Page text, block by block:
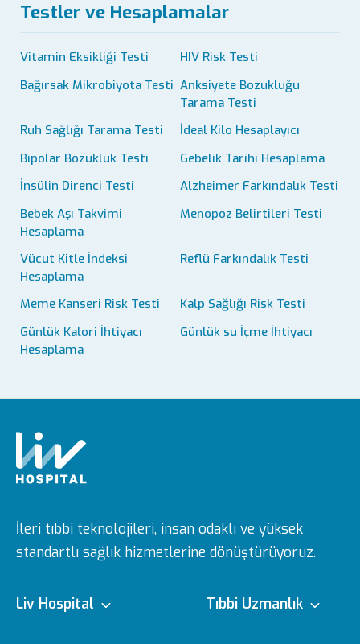
Testler ve Hesaplamalar
Vitamin Eksikliği Testi
HIV Risk Testi
Bağırsak Mikrobiyota Testi Anksiyete Bozukluğu
Tarama Testi
Ruh Sağlığı Tarama Testi
İdeal Kilo Hesaplayıcı
Bipolar Bozukluk Testi
Gebelik Tarihi Hesaplama
İnsülin Direnci Testi
Alzheimer Farkındalık Testi
Bebek Aşı Takvimi
Hesaplama
Menopoz Belirtileri Testi
Vücut Kitle İndeksi
Hesaplama
Reflü Farkındalık Testi
Meme Kanseri Risk Testi
Kalp Sağlığı Risk Testi
Günlük Kalori İhtiyacı
Hesaplama
Günlük su İçme İhtiyacı
İleri tıbbi teknolojileri, insan odaklı ve yüksek
standartlı sağlık hizmetlerine dönüştürüyoruz.
Liv Hospital Tıbbi Uzmanlık